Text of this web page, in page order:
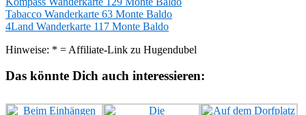
Tabacco Wanderkarte 63 Monte Baldo
4Land Wanderkarte 117 Monte Baldo
Hinweise: * = Affiliate-Link zu Hugendubel
Das könnte Dich auch interessieren: